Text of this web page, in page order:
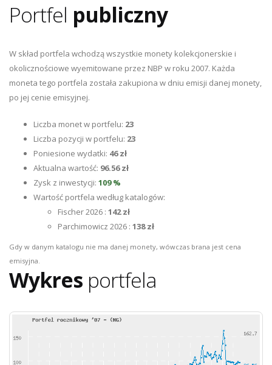
Portfel publiczny
W skład portfela wchodzą wszystkie monety kolekcjonerskie i
okolicznościowe wyemitowane przez NBP w roku 2007. Każda
moneta tego portfela została zakupiona w dniu emisji danej monety,
po jej cenie emisyjnej.
Liczba monet w portfelu: 23
Liczba pozycji w portfelu: 23
Poniesione wydatki: 46 zł
Aktualna wartość: 96.56 zł
Zysk z inwestycji: 109 %
Wartość portfela według katalogów:
Fischer 2026 : 142 zł
Parchimowicz 2026 : 138 zł
Gdy w danym katalogu nie ma danej monety, wówczas brana jest cena
emisyjna.
Wykres portfela